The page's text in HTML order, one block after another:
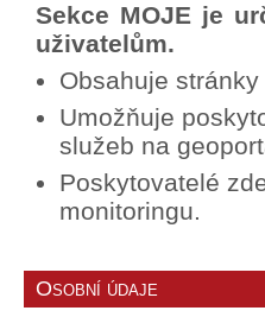
Sekce MOJE je
uživatelům.
Obsahuje
Umožňuje
služeb na
Poskytovatelé
monitoringu.
Osobní údaje